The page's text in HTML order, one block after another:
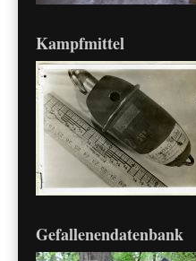
Kampfmittel
Gefallenendatenbank